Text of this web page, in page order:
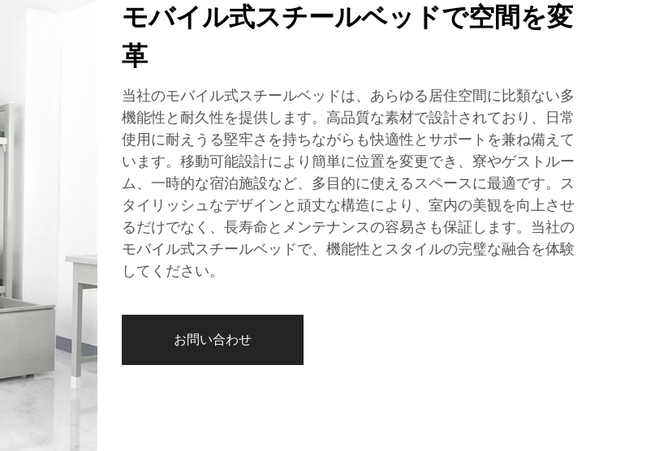
モバイル式スチールベッドで空間を変
革
当社のモバイル式スチールベッドは、あらゆる居住空間に比類ない多
機能性と耐久性を提供します。高品質な素材で設計されており、日常
使用に耐えうる堅牢さを持ちながらも快適性とサポートを兼ね備えて
います。移動可能設計により簡単に位置を変更でき、寮やゲストルー
ム、一時的な宿泊施設など、多目的に使えるスペースに最適です。ス
タイリッシュなデザインと頑丈な構造により、室内の美観を向上させ
るだけでなく、長寿命とメンテナンスの容易さも保証します。当社の
モバイル式スチールベッドで、機能性とスタイルの完璧な融合を体験
してください。
お問い合わせ